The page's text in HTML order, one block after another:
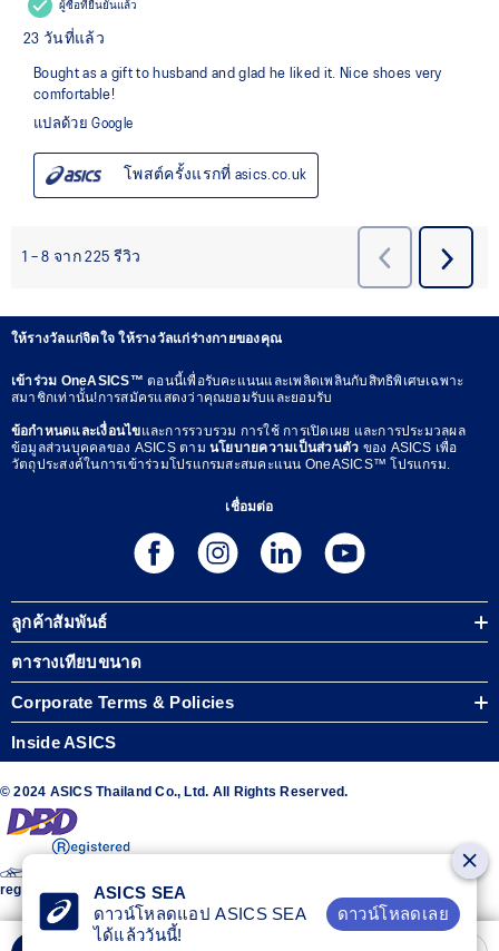
ให้รางวัลแก่จิตใจ ให้รางวัลแก่ร่างกายของคุณ
เข้าร่วม OneASICS™ตอนนี้เพื่อรับคะแนนและเพลิดเพลินกับสิทธิพิเศษเฉพาะ
สมาชิกเท่านั้น!การสมัครแสดงว่าคุณยอมรับและยอมรับ
ข้อกำหนดและเงื่อนไขและการรวบรวม การใช้ การเปิดเผย และการประมวลผล
ข้อมูลส่วนบุคคลของ ASICS ตาม นโยบายความเป็นส่วนตัว ของ ASICS เพื่อ
วัตถุประสงค์ในการเข้าร่วมโปรแกรมสะสมคะแนน OneASICS™ โปรแกรม.
เชื่อมต่อ
ลูกค้าสัมพันธ์
ตารางเทียบขนาด
Corporate Terms & Policies
Inside ASICS
© 2024 ASICS Thailand Co., Ltd. All Rights Reserved.
The stripe design featured on the sides of the ASICS® shoes is a
registered trademark of ASICS Corporation
ASICS SEA
ดาวน์โหลดแอป ASICS SEA
ได้แล้ววันนี้!
ดาวน์โหลดเลย